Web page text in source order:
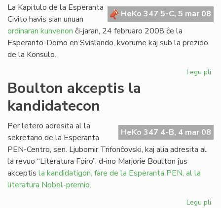
HeKo 347 5-C, 5 mar 08
La Kapitulo de la Esperanta
Civito havis sian unuan
ordinaran kunvenon ĉi-jaran, 24 februaro 2008 ĉe la
Esperanto-Domo en Svislando, kvorume kaj sub la prezido
de la Konsulo.
Legu pli
Boulton akceptis la
kandidatecon
HeKo 347 4-B, 4 mar 08
Per letero adresita al la
sekretario de la Esperanta
PEN-Centro, sen. Ljubomir Trifonĉovski, kaj alia adresita al
la revuo “Literatura Foiro”, d-ino Marjorie Boulton ĵus
akceptis la kandidatigon, fare de la Esperanta PEN, al la
literatura Nobel-premio.
Legu pli